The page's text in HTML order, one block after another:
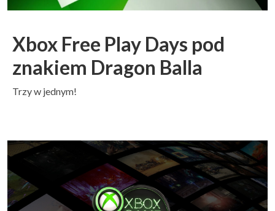
Xbox Free Play Days pod
znakiem Dragon Balla
Trzy w jednym!